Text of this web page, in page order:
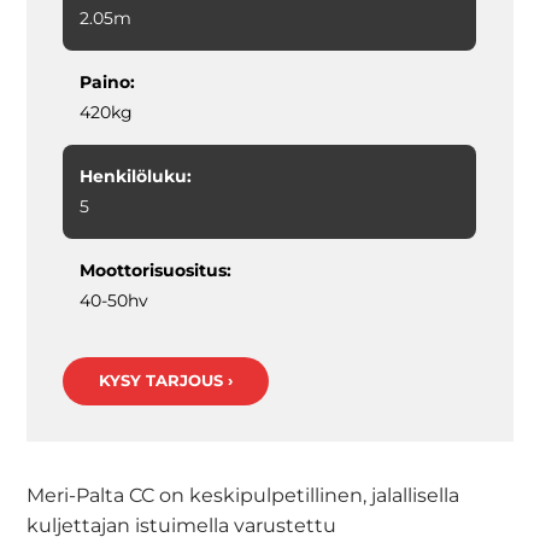
2.05m
Paino:
420kg
Henkilöluku:
5
Moottorisuositus:
40-50hv
KYSY TARJOUS ›
Meri-Palta CC on keskipulpetillinen, jalallisella
kuljettajan istuimella varustettu